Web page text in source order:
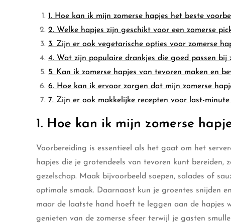
1. Hoe kan ik mijn zomerse hapjes het beste
2. Welke hapjes zijn geschikt voor een zomerse
3. Zijn er ook vegetarische opties voor zomerse
4. Wat zijn populaire drankjes die goed passen bij
5. Kan ik zomerse hapjes van tevoren maken en
6. Hoe kan ik ervoor zorgen dat mijn zomerse
7. Zijn er ook makkelijke recepten voor last-minute
1. Hoe kan ik mijn zomerse
Voorbereiding is essentieel als het gaat om het
hapjes die je grotendeels van tevoren kunt
gezelschap. Maak bijvoorbeeld soepen, salades of
optimale smaak. Daarnaast kun je groentes snijden
maar de laatste hand hoeft te leggen aan de hapjes
genieten van de zomerse sfeer terwijl je gasten